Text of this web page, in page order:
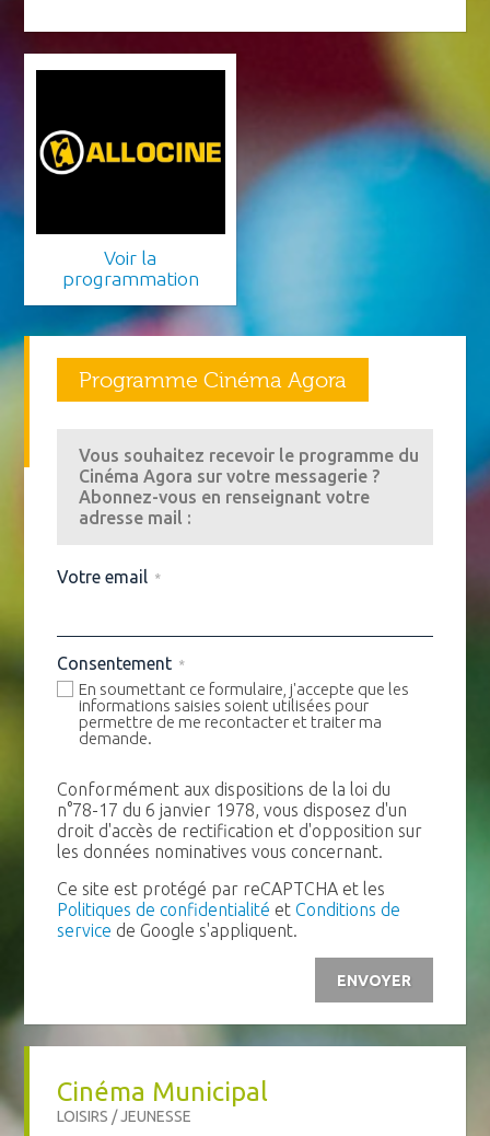
Voir la
programmation
Programme Cinéma Agora
Vous souhaitez recevoir le programme du
Cinéma Agora sur votre messagerie ?
Abonnez-vous en renseignant votre
adresse mail :
Votre email *
Consentement *
En soumettant ce formulaire, j'accepte que les
informations saisies soient utilisées pour
permettre de me recontacter et traiter ma
demande.
Conformément aux dispositions de la loi du
n°78-17 du 6 janvier 1978, vous disposez d'un
droit d'accès de rectification et d'opposition sur
les données nominatives vous concernant.
Ce site est protégé par reCAPTCHA et les
Politiques de confidentialité etConditions de
service de Google s'appliquent.
ENVOYER
Cinéma Municipal
LOISIRS / JEUNESSE